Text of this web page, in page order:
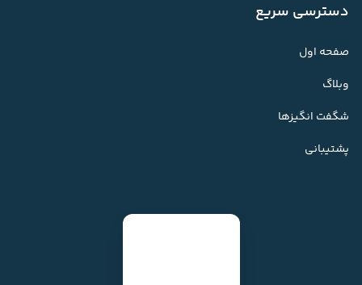
دسترسی سریع
صفحه اول
وبلاگ
شگفت انگیزها
پشتیبانی